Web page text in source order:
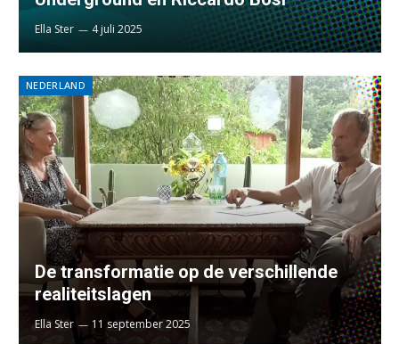
Ella Ster 4 juli 2025
NEDERLAND
De transformatie op de verschillende
realiteitslagen
Ella Ster 11 september 2025